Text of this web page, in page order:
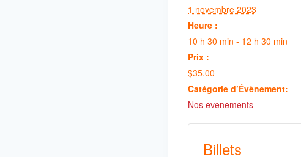
1 novembre 2023
Heure :
10 h 30 min - 12 h 30 min
Prix :
$35.00
Catégorie d’Évènement:
Nos evenements
Billets